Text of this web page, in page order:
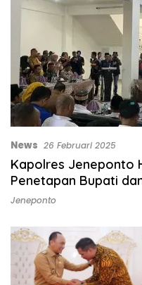
News 26 Februari 2025
Kapolres Jeneponto
Penetapan Bupati
Jeneponto